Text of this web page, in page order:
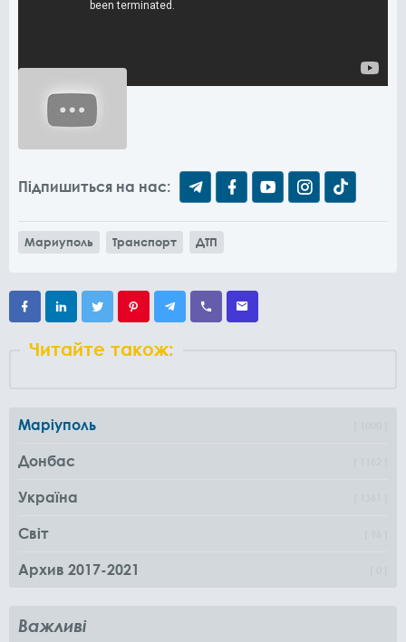
Підпишиться на нас:
Мариуполь Транспорт ДТП
Читайте також:
Маріуполь
Донбас
Україна
Світ
Архив 2017-2021
Важливі